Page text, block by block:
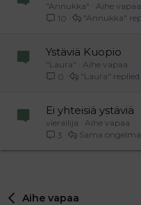
"Annukka"
Aihe vapaa
10
"Annukka"
Ystäviä Kuopio
"Laura"
Aihe vapaa
0
"Laura"
Ei yhteisiä ystäviä
vierailija
Aihe vapaa
3
Sama ongelma
Aihe vapaa